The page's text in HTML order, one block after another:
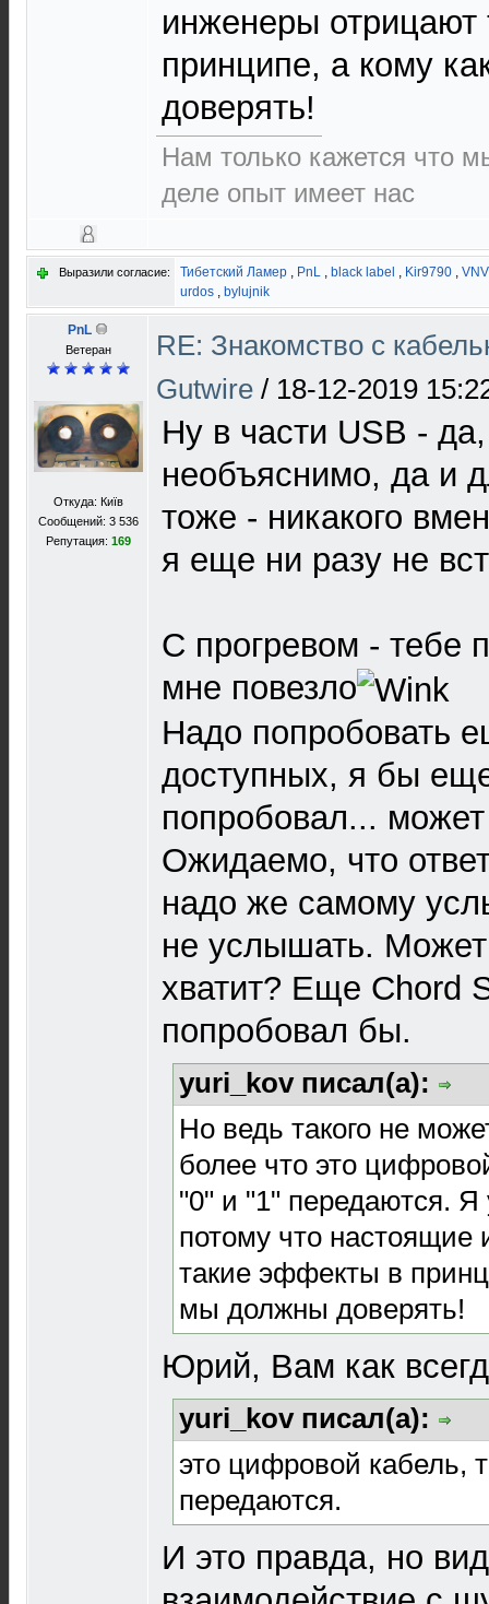
инженеры
принципе, а кому
доверять!
Нам только кажется что
деле опыт имеет нас
Выразили согласие: Тибетский Ламер , PnL , black label , Kir9790 ,
urdos , bylujnik
PnL
Ветеран
Откуда: Київ
Сообщений: 3 536
Репутация: 169
RE: Знакомство с
Gutwire / 18-12-2019
Ну в части USB -
необъяснимо, да и
тоже - никакого
я еще ни разу не
С прогревом - тебе
мне повезло
Надо попробовать
доступных, я бы
попробовал...
Ожидаемо, что
надо же самому
не услышать. Может
хватит? Еще Chord
попробовал бы.
yuri_kov писал(а):
Но ведь такого не
более что это
"0" и "1" передаются. Я
потому что
такие эффекты в
мы должны доверять!
Юрий, Вам как
yuri_kov писал(а):
это цифровой кабель,
передаются.
И это правда, но